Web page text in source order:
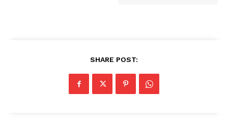
SHARE POST: